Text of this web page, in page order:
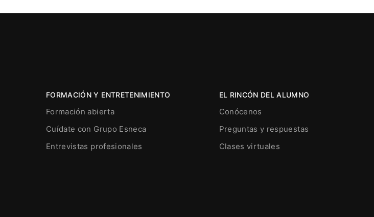
FORMACIÓN Y ENTRETENIMIENTO
Formación abierta
Cuídate con Grupo Esneca
Entrevistas profesionales
EL RINCÓN DEL ALUMNO
Conócenos
Preguntas y respuestas
Clases virtuales